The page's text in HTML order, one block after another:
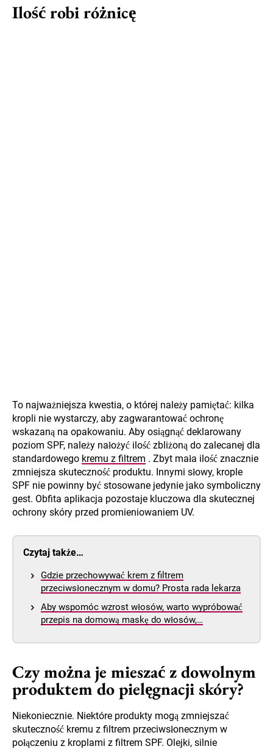
Ilość robi różnicę
To najważniejsza kwestia, o której należy pamiętać: kilka
kropli nie wystarczy, aby zagwarantować ochronę
wskazaną na opakowaniu. Aby osiągnąć deklarowany
poziom SPF, należy nałożyć ilość zbliżoną do zalecanej dla
standardowego kremu z filtrem . Zbyt mała ilość znacznie
zmniejsza skuteczność produktu. Innymi słowy, krople
SPF nie powinny być stosowane jedynie jako symboliczny
gest. Obfita aplikacja pozostaje kluczowa dla skutecznej
ochrony skóry przed promieniowaniem UV.
Czytaj także…
Gdzie przechowywać krem z filtrem
przeciwsłonecznym w domu? Prosta rada lekarza
Aby wspomóc wzrost włosów, warto wypróbować
przepis na domową maskę do włosów,…
Czy można je mieszać z dowolnym
produktem do pielęgnacji skóry?
Niekoniecznie. Niektóre produkty mogą zmniejszać
skuteczność kremu z filtrem przeciwsłonecznym w
połączeniu z kroplami z filtrem SPF. Olejki, silnie